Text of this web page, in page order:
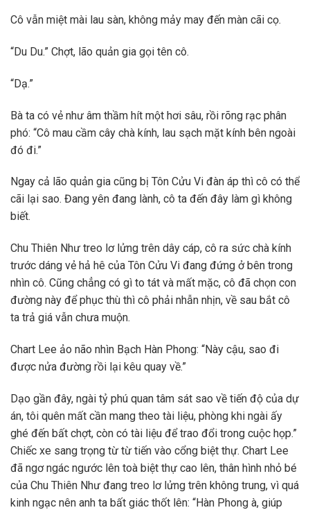
Cô vẫn miệt mài lau sàn, không mảy may đến màn cãi cọ.
“Du Du.” Chợt, lão quản gia gọi tên cô.
“Dạ.”
Bà ta có vẻ như âm thầm hít một hơi sâu, rồi rõng rạc phân
phó: “Cô mau cầm cây chà kính, lau sạch mặt kính bên ngoài
đó đi.”
Ngay cả lão quản gia cũng bị Tôn Cửu Vi đàn áp thì cô có thể
cãi lại sao. Đang yên đang lành, cô ta đến đây làm gì không
biết.
Chu Thiên Như treo lơ lửng trên dây cáp, cô ra sức chà kính
trước dáng vẻ hả hê của Tôn Cửu Vi đang đứng ở bên trong
nhìn cô. Cũng chẳng có gì to tát và mất mặc, cô đã chọn con
đường này để phục thù thì cô phải nhẫn nhịn, về sau bắt cô
ta trả giá vẫn chưa muộn.
Chart Lee ảo não nhìn Bạch Hàn Phong: “Này cậu, sao đi
được nửa đường rồi lại kêu quay về.”
Dạo gần đây, ngài tỷ phú quan tâm sát sao về tiến độ của dự
án, tôi quên mất cần mang theo tài liệu, phòng khi ngài ấy
ghé đến bất chợt, còn có tài liệu để trao đổi trong cuộc họp.”
Chiếc xe sang trọng từ từ tiến vào cổng biệt thự. Chart Lee
đã ngơ ngác ngước lên toà biệt thự cao lên, thân hình nhỏ bé
của Chu Thiên Như đang treo lơ lửng trên không trung, vì quá
kinh ngạc nên anh ta bất giác thốt lên: “Hàn Phong à, giúp